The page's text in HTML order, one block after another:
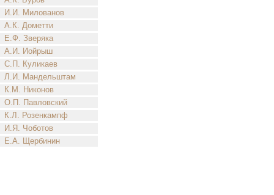
И.И. Милованов
А.К. Дометти
Е.Ф. Зверяка
А.И. Иойрыш
С.П. Куликаев
Л.И. Мандельштам
К.М. Никонов
О.П. Павловский
К.Л. Розенкампф
И.Я. Чоботов
Е.А. Щербинин